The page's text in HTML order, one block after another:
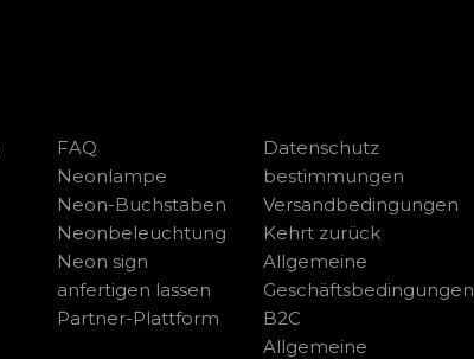
FAQ
Neonlampe
Neon-Buchstaben
Neonbeleuchtung
Neon sign
anfertigen lassen
Partner-Plattform
Datenschutz
bestimmungen
Versandbedingungen
Kehrt zurück
Allgemeine
Geschäftsbedingungen
B2C
Allgemeine